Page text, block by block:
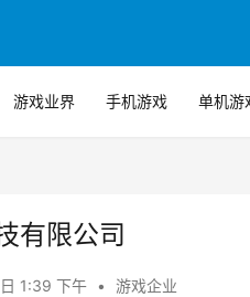
游戏业界 手机游戏 单机游
有限公司
1:39 下午 • 游戏企业